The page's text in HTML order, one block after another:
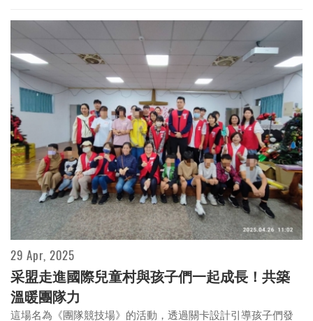
29 Apr, 2025
采盟走進國際兒童村與孩子們一起成長！共築
溫暖團隊力
這場名為《團隊競技場》的活動，透過關卡設計引導孩子們發
桃機「龍馬舞春」請來巨龍凌空飛舞 旅客駐足
圍觀喜拿造型燈籠